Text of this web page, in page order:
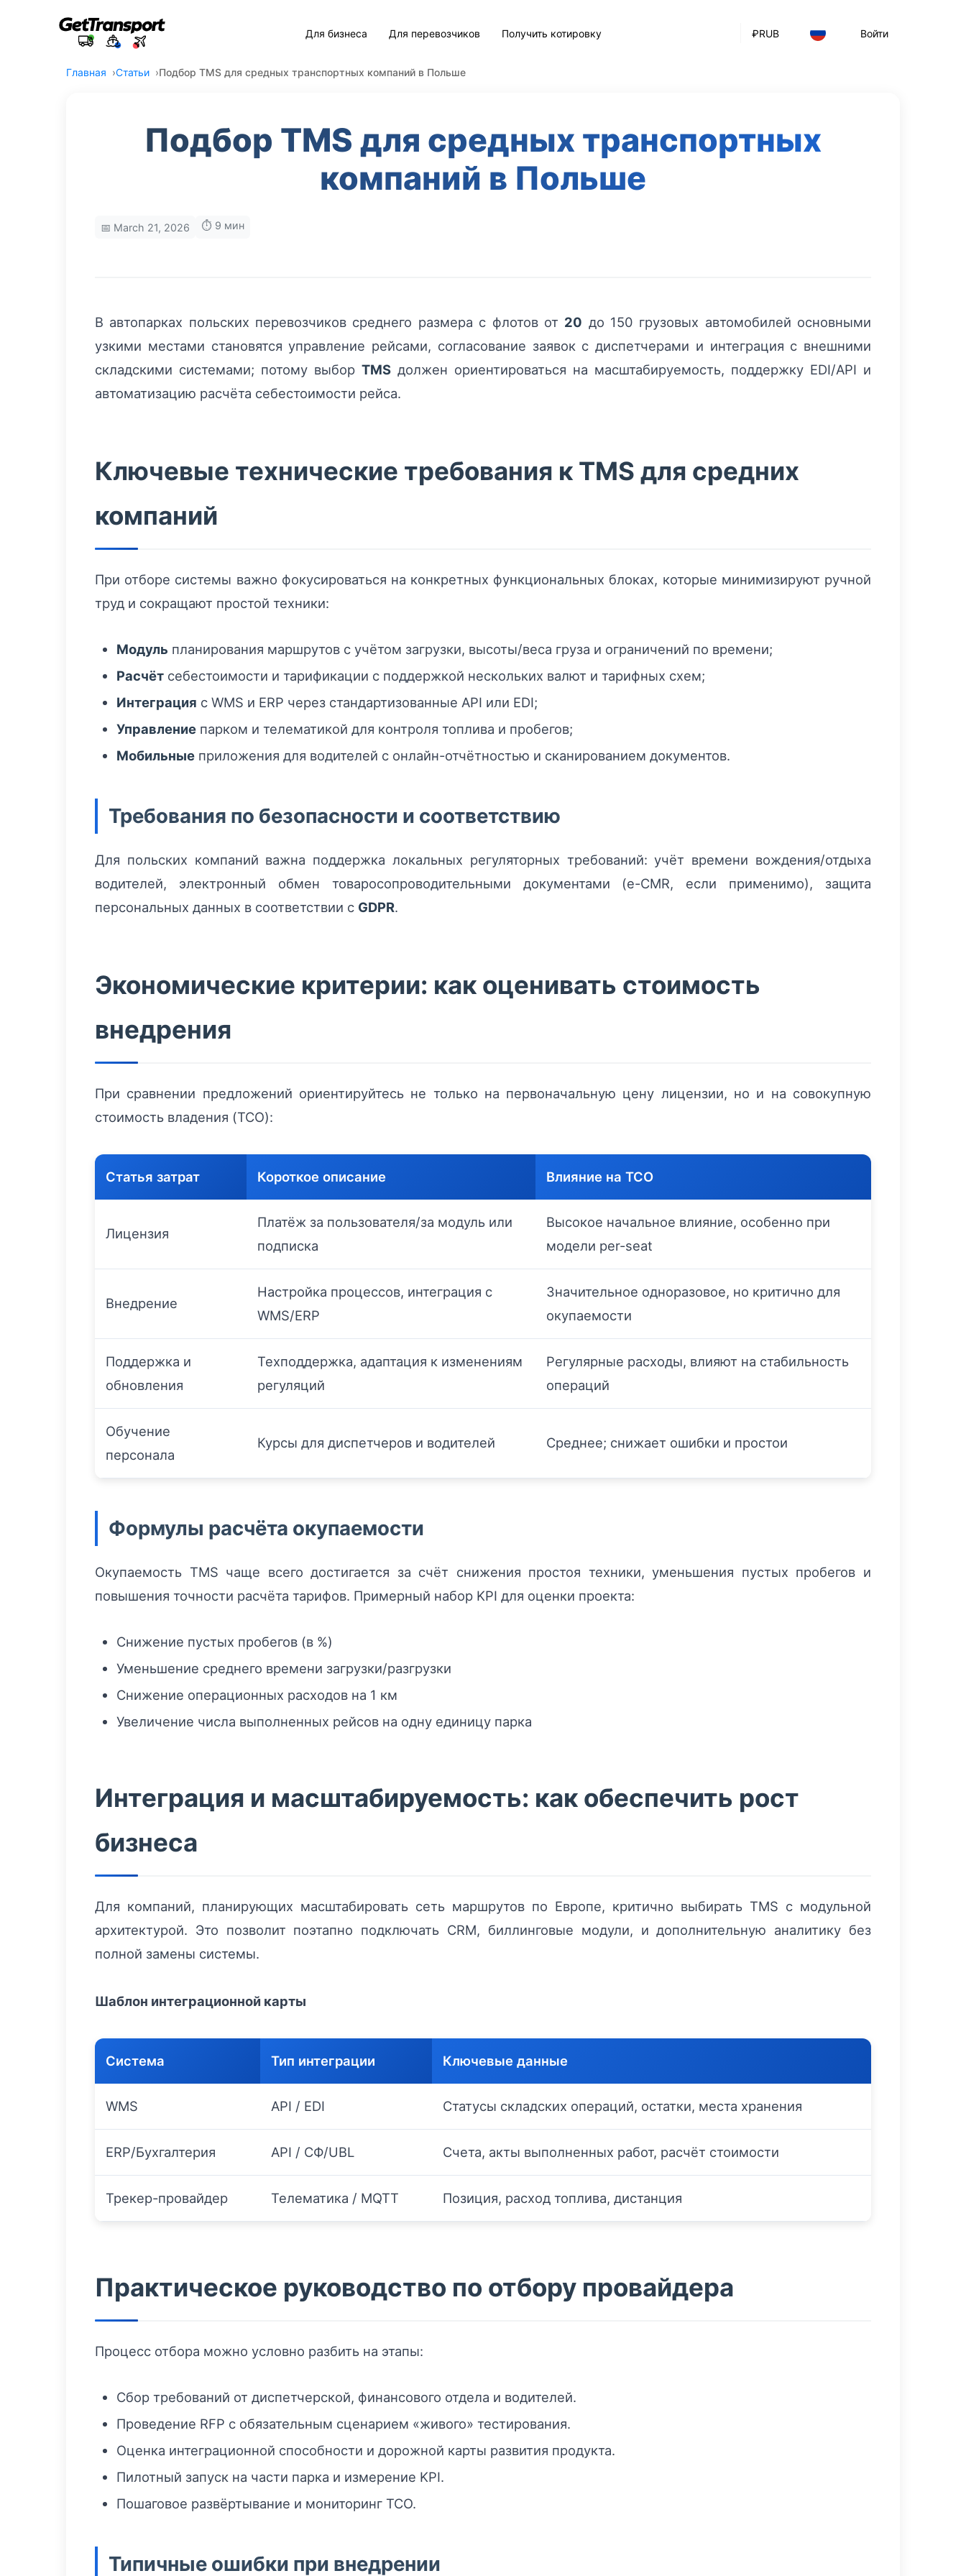
₽RUB Войти
Для бизнеса Для перевозчиков Получить котировку
Главная Статьи Подбор TMS для средных транспортных компаний в Польше
Подбор TMS для средных транспортных
компаний в Польше
📅 March 21, 2026 ⏱️ 9 мин
В автопарках польских перевозчиков среднего размера с флотов от 20 до 150 грузовых автомобилей основными
узкими местами становятся управление рейсами, согласование заявок с диспетчерами и интеграция с внешними
складскими системами; потому выбор TMS должен ориентироваться на масштабируемость, поддержку EDI/API и
автоматизацию расчёта себестоимости рейса.
Ключевые технические требования к TMS для средних
компаний
При отборе системы важно фокусироваться на конкретных функциональных блоках, которые минимизируют ручной
труд и сокращают простой техники:
Модуль планирования маршрутов с учётом загрузки, высоты/веса груза и ограничений по времени;
Расчёт себестоимости и тарификации с поддержкой нескольких валют и тарифных схем;
Интеграция с WMS и ERP через стандартизованные API или EDI;
Управление парком и телематикой для контроля топлива и пробегов;
Мобильные приложения для водителей с онлайн-отчётностью и сканированием документов.
Требования по безопасности и соответствию
Для польских компаний важна поддержка локальных регуляторных требований: учёт времени вождения/отдыха
водителей, электронный обмен товаросопроводительными документами (e-CMR, если применимо), защита
персональных данных в соответствии с GDPR.
Экономические критерии: как оценивать стоимость
внедрения
При сравнении предложений ориентируйтесь не только на первоначальную цену лицензии, но и на совокупную
стоимость владения (TCO):
Статья затрат Короткое описание Влияние на TCO
Лицензия
Платёж за пользователя/за модуль или
подписка
Высокое начальное влияние, особенно при
модели per-seat
Внедрение
Настройка процессов, интеграция с
WMS/ERP
Значительное одноразовое, но критично для
окупаемости
Поддержка и
обновления
Техподдержка, адаптация к изменениям
регуляций
Регулярные расходы, влияют на стабильность
операций
Обучение
персонала
Курсы для диспетчеров и водителей Среднее; снижает ошибки и простои
Формулы расчёта окупаемости
Окупаемость TMS чаще всего достигается за счёт снижения простоя техники, уменьшения пустых пробегов и
повышения точности расчёта тарифов. Примерный набор KPI для оценки проекта:
Снижение пустых пробегов (в %)
Уменьшение среднего времени загрузки/разгрузки
Снижение операционных расходов на 1 км
Увеличение числа выполненных рейсов на одну единицу парка
Интеграция и масштабируемость: как обеспечить рост
бизнеса
Для компаний, планирующих масштабировать сеть маршрутов по Европе, критично выбирать TMS с модульной
архитектурой. Это позволит поэтапно подключать CRM, биллинговые модули, и дополнительную аналитику без
полной замены системы.
Шаблон интеграционной карты
Система Тип интеграции Ключевые данные
WMS API / EDI Статусы складских операций, остатки, места хранения
ERP/Бухгалтерия API / СФ/UBL Счета, акты выполненных работ, расчёт стоимости
Трекер-провайдер Телематика / MQTT Позиция, расход топлива, дистанция
Практическое руководство по отбору провайдера
Процесс отбора можно условно разбить на этапы:
Сбор требований от диспетчерской, финансового отдела и водителей.
Проведение RFP с обязательным сценарием «живого» тестирования.
Оценка интеграционной способности и дорожной карты развития продукта.
Пилотный запуск на части парка и измерение KPI.
Пошаговое развёртывание и мониторинг TCO.
Типичные ошибки при внедрении